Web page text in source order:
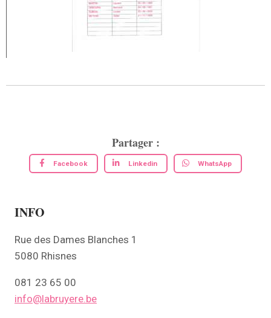
Partager :
Facebook Linkedin WhatsApp
INFO
Rue des Dames Blanches 1
5080 Rhisnes
081 23 65 00
info@labruyere.be